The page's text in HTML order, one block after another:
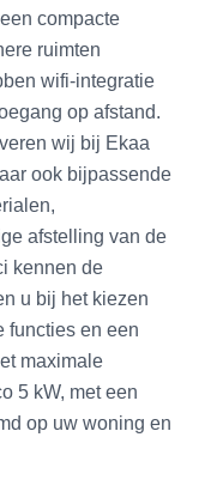
compacte
ruimten
wifi-integratie
op afstand.
wij bij Ekaa
ook bijpassende
afstelling van de
kennen de
u bij het kiezen
functies en een
maximale
5 kW, met een
op uw woning en